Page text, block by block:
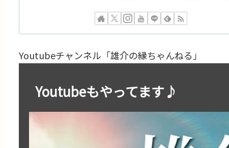
Youtubeチャンネル「雄介の縁ちゃんねる」
Youtubeもやってます♪